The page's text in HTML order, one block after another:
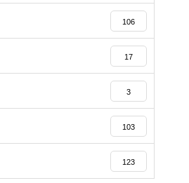
106
17
3
103
123